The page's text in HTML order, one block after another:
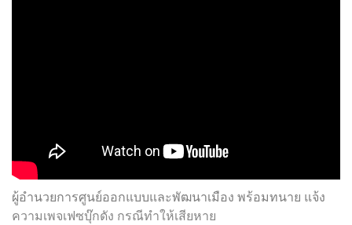
ผู้อำนวยการศูนย์ออกแบบและพัฒนาเมือง พร้อมทนาย แจ้ง
ความเพจเฟซบุ๊กดัง กรณีทำให้เสียหาย